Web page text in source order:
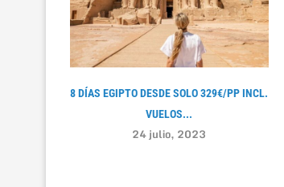
8 DÍAS EGIPTO DESDE SOLO 329€/PP INCL.
VUELOS...
24 julio, 2023